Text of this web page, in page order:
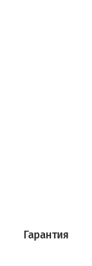
Гарантия